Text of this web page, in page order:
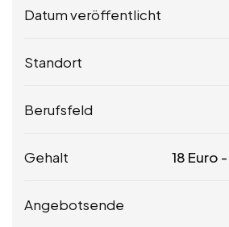
Datum veröffentlicht
Standort
Berufsfeld
Gehalt 18 Euro -
Angebotsende